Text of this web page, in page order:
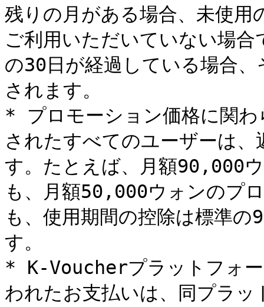
残りの月がある場合、未使用
ご利用いただいていない場
の30日が経過している場合
されます。
* プロモーション価格に関わ
されたすべてのユーザーは
す。たとえば、月額90,000
も、月額50,000ウォンのプ
も、使用期間の控除は標準
す。
* K-Voucherプラットフ
われたお支払いは、同プラ